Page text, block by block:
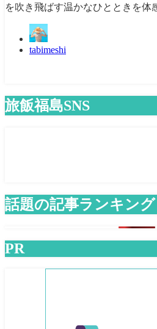
を吹き飛ばす温かなひとときを体
tabimeshi
旅飯福島SNS
話題の記事ランキング
PR